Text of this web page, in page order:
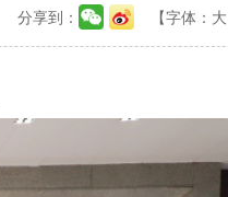
【字体： 大
分享到：